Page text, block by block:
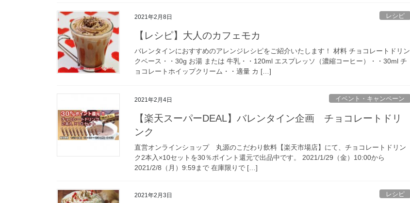
2021年2月8日 レシピ
【レシピ】大人のカフェモカ
バレンタインにおすすめのアレンジレシピをご紹介いたします！ 材料 チョコレートドリン
クベース・・30g お湯 または 牛乳・・120ml エスプレッソ（濃縮コーヒー）・・30ml チ
ョコレートホイップクリーム・・適量 カ […]
2021年2月4日 イベント・キャンペーン
【楽天スーパーDEAL】バレンタイン企画 チョコレートドリ
ンク
直営オンラインショップ 丸源のこだわり飲料【楽天市場店】にて、チョコレートドリン
ク2本入×10セットを30％ポイント還元で出品中です。 2021/1/29（金）10:00から
2021/2/8（月）9:59まで 在庫限りで […]
2021年2月3日 レシピ